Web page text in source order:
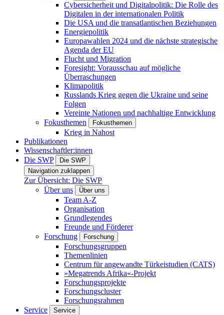
Cybersicherheit und Digitalpolitik: Die Rolle des
Digitalen in der internationalen Politik
Die USA und die transatlantischen Beziehungen
Energiepolitik
Europawahlen 2024 und die nächste strategische
Agenda der EU
Flucht und Migration
Foresight: Vorausschau auf mögliche
Überraschungen
Klimapolitik
Russlands Krieg gegen die Ukraine und seine
Folgen
Vereinte Nationen und nachhaltige Entwicklung
Fokusthemen
Fokusthemen
Krieg in Nahost
Publikationen
Wissenschaftler:innen
Die SWP
Die SWP
Navigation zuklappen
Zur Übersicht: Die SWP
Über uns
Über uns
Team A-Z
Organisation
Grundlegendes
Freunde und Förderer
Forschung
Forschung
Forschungsgruppen
Themenlinien
Centrum für angewandte Türkeistudien (CATS)
»Megatrends Afrika«-Projekt
Forschungsprojekte
Forschungscluster
Forschungsrahmen
Service
Service